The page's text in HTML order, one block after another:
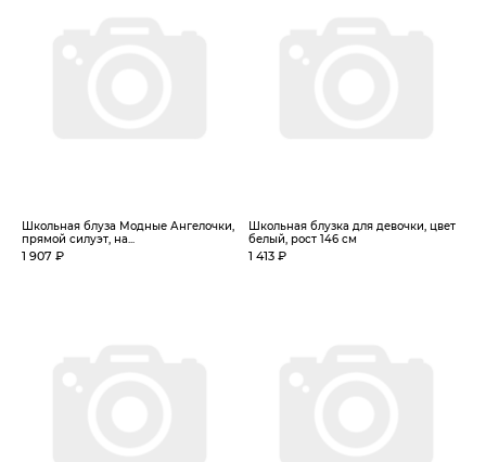
Школьная блуза Модные Ангелочки,
прямой силуэт, на...
1 907 ₽
Школьная блузка для девочки, цвет
белый, рост 146 см
1 413 ₽